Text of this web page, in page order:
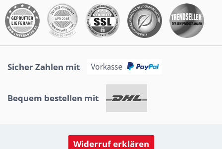
Sicher Zahlen mit
Bequem bestellen mit
Widerruf erklären